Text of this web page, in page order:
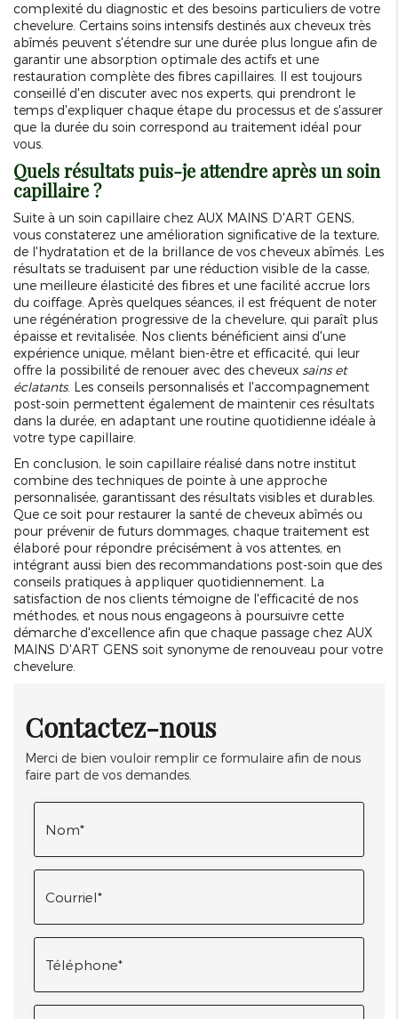
complexité du diagnostic et des besoins particuliers de votre
chevelure. Certains soins intensifs destinés aux cheveux très
abîmés peuvent s'étendre sur une durée plus longue afin de
garantir une absorption optimale des actifs et une
restauration complète des fibres capillaires. Il est toujours
conseillé d'en discuter avec nos experts, qui prendront le
temps d'expliquer chaque étape du processus et de s'assurer
que la durée du soin correspond au traitement idéal pour
vous.
Quels résultats puis-je attendre après un soin
capillaire ?
Suite à un soin capillaire chez AUX MAINS D'ART GENS,
vous constaterez une amélioration significative de la texture,
de l'hydratation et de la brillance de vos cheveux abîmés. Les
résultats se traduisent par une réduction visible de la casse,
une meilleure élasticité des fibres et une facilité accrue lors
du coiffage. Après quelques séances, il est fréquent de noter
une régénération progressive de la chevelure, qui paraît plus
épaisse et revitalisée. Nos clients bénéficient ainsi d'une
expérience unique, mêlant bien-être et efficacité, qui leur
offre la possibilité de renouer avec des cheveux sains et
éclatants. Les conseils personnalisés et l'accompagnement
post-soin permettent également de maintenir ces résultats
dans la durée, en adaptant une routine quotidienne idéale à
votre type capillaire.
En conclusion, le soin capillaire réalisé dans notre institut
combine des techniques de pointe à une approche
personnalisée, garantissant des résultats visibles et durables.
Que ce soit pour restaurer la santé de cheveux abîmés ou
pour prévenir de futurs dommages, chaque traitement est
élaboré pour répondre précisément à vos attentes, en
intégrant aussi bien des recommandations post-soin que des
conseils pratiques à appliquer quotidiennement. La
satisfaction de nos clients témoigne de l'efficacité de nos
méthodes, et nous nous engageons à poursuivre cette
démarche d'excellence afin que chaque passage chez AUX
MAINS D'ART GENS soit synonyme de renouveau pour votre
chevelure.
Contactez-nous
Merci de bien vouloir remplir ce formulaire afin de nous
faire part de vos demandes.